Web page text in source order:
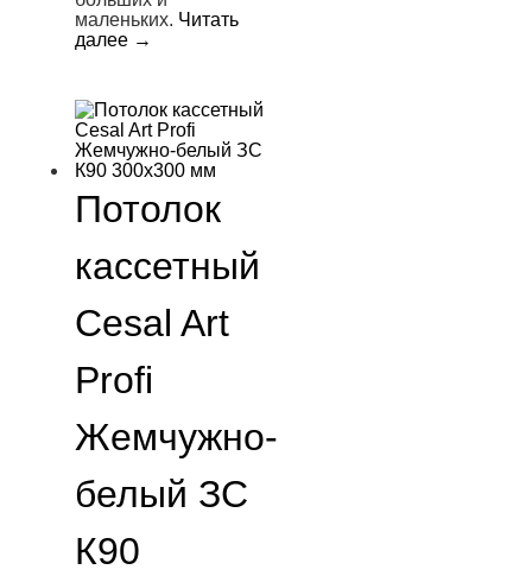
маленьких. Читать
далее →
Потолок
кассетный
Cesal Art
Profi
Жемчужно-
белый ЗС
К90